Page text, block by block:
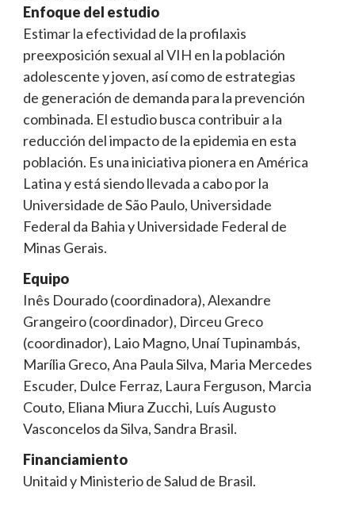
Enfoque del estudio
Estimar la efectividad de la profilaxis
preexposición sexual al VIH en la población
adolescente y joven, así como de estrategias
de generación de demanda para la prevención
combinada. El estudio busca contribuir a la
reducción del impacto de la epidemia en esta
población. Es una iniciativa pionera en América
Latina y está siendo llevada a cabo por la
Universidade de São Paulo, Universidade
Federal da Bahia y Universidade Federal de
Minas Gerais.
Equipo
Inês Dourado (coordinadora), Alexandre
Grangeiro (coordinador), Dirceu Greco
(coordinador), Laio Magno, Unaí Tupinambás,
Marília Greco, Ana Paula Silva, Maria Mercedes
Escuder, Dulce Ferraz, Laura Ferguson, Marcia
Couto, Eliana Miura Zucchi, Luís Augusto
Vasconcelos da Silva, Sandra Brasil.
Financiamiento
Unitaid y Ministerio de Salud de Brasil.